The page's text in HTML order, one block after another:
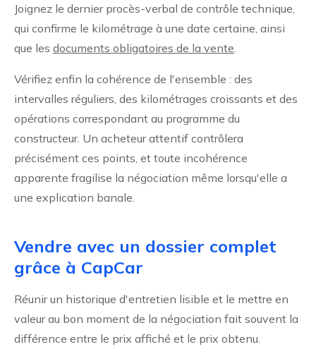
Joignez le dernier procès-verbal de contrôle technique,
qui confirme le kilométrage à une date certaine, ainsi
que les documents obligatoires de la vente
Vérifiez enfin la cohérence de l'ensemble : des
intervalles réguliers, des kilométrages croissants et des
opérations correspondant au programme du
constructeur. Un acheteur attentif contrôlera
précisément ces points, et toute incohérence
apparente fragilise la négociation même lorsqu'elle a
une explication banale.
Vendre avec un dossier complet
grâce à CapCar
Réunir un historique d'entretien lisible et le mettre en
valeur au bon moment de la négociation fait souvent la
différence entre le prix affiché et le prix obtenu.